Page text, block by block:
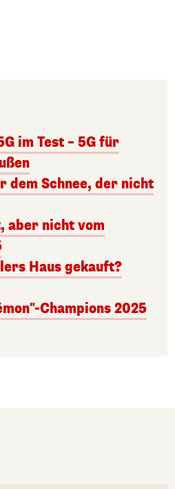
im Test – 5G für
dem Schnee, der nicht
aber nicht vom
Haus gekauft?
Champions 2025